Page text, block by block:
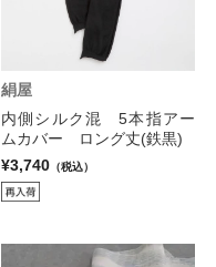
絹屋
内側シルク混 5本指アー
ムカバー ロング丈(鉄黒)
¥3,740 （税込）